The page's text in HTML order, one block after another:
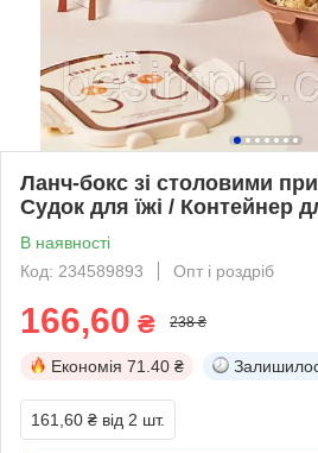
Ланч-бокс зі столовими
Судок для їжі / Контейнер
В наявності
Код: 234589893
Опт і роздріб
166,60 ₴ 238 ₴
Економія 71.40 ₴
161,60 ₴ від 2 шт.